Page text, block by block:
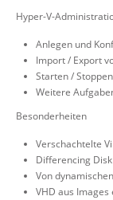
Hyper-V-
Anlegen und
Import / Export
Starten / Stoppen
Weitere
Besonderheiten
Verschachtelte
Differencing Disk
Von
VHD aus Images